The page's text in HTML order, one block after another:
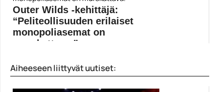
synkästi, kun suomalainen...
ENCE
Outer Wilds -kehittäjä:
“Peliteollisuuden erilaiset
monopoliasemat on
murskattava.”
peliteollisuuden...
Mobius Digital
Aiheeseen liittyvät uutiset: